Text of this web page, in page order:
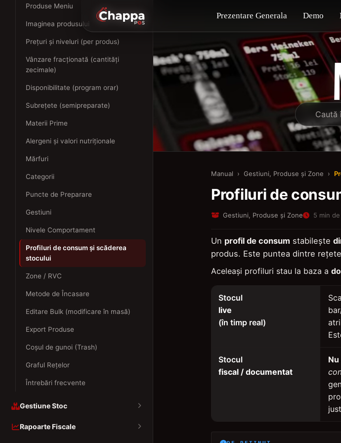
Prezentare Generala Demo
Produse Meniu
Imaginea produsului
Prețuri și niveluri (per produs)
Vânzare fracționată (cantități
zecimale)
Disponibilitate (program orar)
Subrețete (semipreparate)
Materii Prime
Alergeni și valori nutriționale
Mărfuri
Categorii
Puncte de Preparare
Gestiuni
Nivele Comportament
Profiluri de consum și scăderea
stocului
Zone / RVC
Metode de Încasare
Editare Bulk (modificare în masă)
Export Produse
Coșul de gunoi (Trash)
Graful Rețelor
Întrebări frecvente
Gestiune Stoc
Rapoarte Fiscale
Manual › Gestiuni, Produse și Zone ›
Profiluri de
Gestiuni, Produse și Zone 5 min
Un profil de consum stabilește
produs. Este puntea dintre
Aceleași profiluri stau la baza a
Stocul
live
(în timp real)
Stocul
fiscal / documentat
Nu